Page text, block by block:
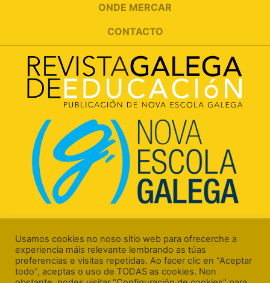
ONDE MERCAR
CONTACTO
15706 Santiago de Compostela (A Coruña)
Usamos cookies no noso sitio web para ofrecerche a
experiencia máis relevante lembrando as túas
preferencias e visitas repetidas. Ao facer clic en "Aceptar
todo", aceptas o uso de TODAS as cookies. Non